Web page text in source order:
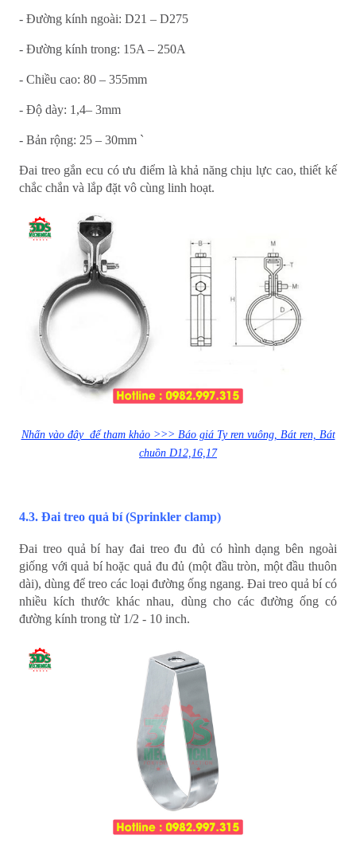
- Đường kính ngoài: D21 – D275
- Đường kính trong: 15A – 250A
- Chiều cao: 80 – 355mm
- Độ dày: 1,4– 3mm
- Bản rộng: 25 – 30mm `
Đai treo gắn ecu có ưu điểm là khả năng chịu lực cao, thiết kế
chắc chắn và lắp đặt vô cùng linh hoạt.
Nhấn vào đây để tham khảo >>> Báo giá Ty ren vuông, Bát ren, Bát
chuồn D12,16,17
4.3. Đai treo quả bí (Sprinkler clamp)
Đai treo quả bí hay đai treo đu đủ có hình dạng bên ngoài
giống với quả bí hoặc quả đu đủ (một đầu tròn, một đầu thuôn
dài), dùng để treo các loại đường ống ngang. Đai treo quả bí có
nhiều kích thước khác nhau, dùng cho các đường ống có
đường kính trong từ 1/2 - 10 inch.